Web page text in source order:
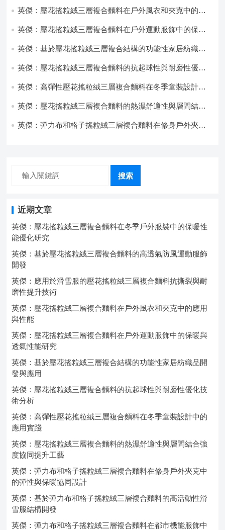
英傑：壓花搖粒絨三層複合麵料在戶外風衣和夾克中的應
英傑：壓花搖粒絨三層複合麵料在戶外運動服飾中的保暖
英傑：基於壓花搖粒絨三層複合結構的功能性家居紡織品
英傑：壓花搖粒絨三層複合麵料的抗起球性與耐磨性優化
英傑：高彈性壓花搖粒絨三層複合麵料在冬季童裝設計中
英傑：壓花搖粒絨三層複合麵料的熱濕舒適性與層間結合
英傑：彈力布和格子搖粒絨三層複合麵料在修身戶外夾克
搜索
近期文章
英傑：壓花搖粒絨三層複合麵料在冬季戶外服裝中的保暖性
能優化研究
英傑：基於壓花搖粒絨三層複合麵料的高透氣防風運動服飾
開發
英傑：應用於滑雪服的壓花搖粒絨三層複合麵料抗撕裂與耐
磨性提升技術
英傑：壓花搖粒絨三層複合麵料在戶外風衣和夾克中的應用
與性能
英傑：壓花搖粒絨三層複合麵料在戶外運動服飾中的保暖與
透氣性能研究
英傑：基於壓花搖粒絨三層複合結構的功能性家居紡織品開
發與應用
英傑：壓花搖粒絨三層複合麵料的抗起球性與耐磨性優化技
術分析
英傑：高彈性壓花搖粒絨三層複合麵料在冬季童裝設計中的
應用實踐
英傑：壓花搖粒絨三層複合麵料的熱濕舒適性與層間結合強
度協同提升工藝
英傑：彈力布和格子搖粒絨三層複合麵料在修身戶外夾克中
的彈性與保暖協同設計
英傑：基於彈力布和格子搖粒絨三層複合麵料的高活動性滑
雪服結構開發
英傑：彈力布和格子搖粒絨三層複合麵料在都市機能服飾中